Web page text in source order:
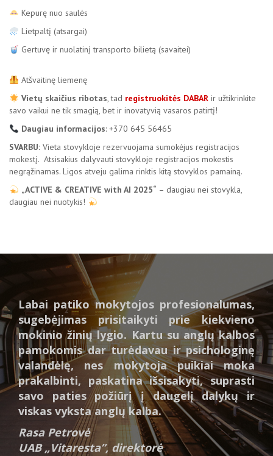
Kepurę nuo saulės
Lietpaltį (atsargai)
Gertuvę ir nuolatinį transporto bilietą (savaitei)
Atšvaitinę liemenę
Vietų skaičius ribotas, tad registruokitės DABAR ir užtikrinkite
savo vaikui ne tik smagią, bet ir inovatyvią vasaros patirtį!
Daugiau informacijos: +370 645 56465
SVARBU: Vieta stovykloje rezervuojama sumokėjus registracijos
mokestį. Atsisakius dalyvauti stovykloje registracijos mokestis
negrąžinamas. Ligos atveju galima rinktis kitą stovyklos pamainą.
„ACTIVE & CREATIVE with AI 2025“ – daugiau nei stovykla,
daugiau nei nuotykis!
Labai patiko mokytojos profesionalumas,
sugebėjimas prisitaikyti prie kiekvieno
mokinio žinių lygio. Kartu su anglų kalbos
pamokomis dar turėdavau ir psichologinę
valandėlę, nes mokytoja puikiai moka
prakalbinti, paskatina išsisakyti, suprasti
savo paties požiūrį į daugelį dalykų ir
viskas vyksta anglų kalba.
Rasa Petrovė
UAB „Vitaresta”, direktorė